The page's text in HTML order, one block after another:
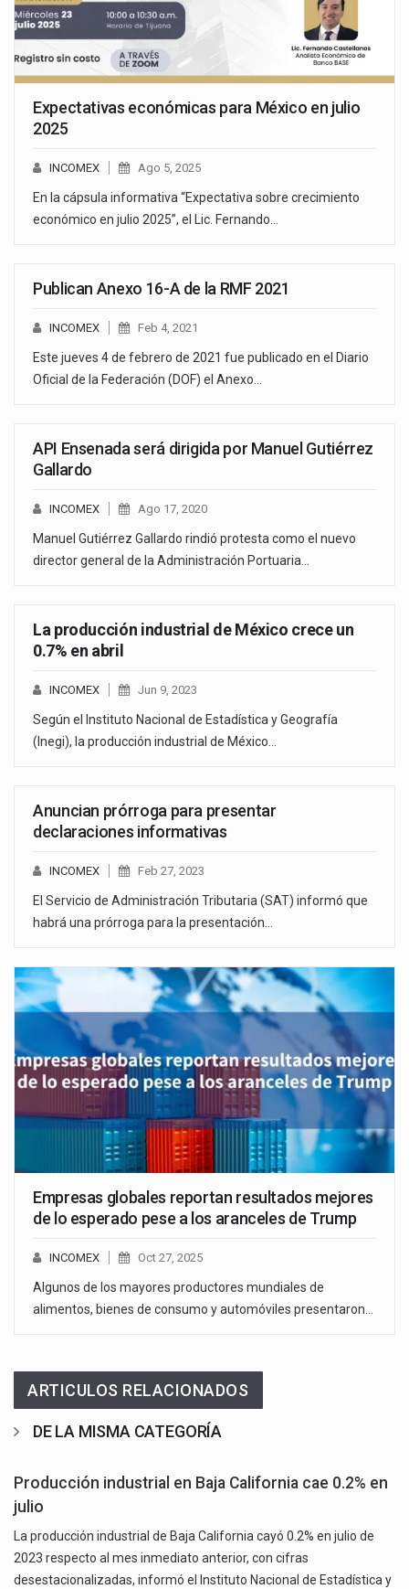
Expectativas económicas para México en julio
2025
INCOMEX Ago 5, 2025
En la cápsula informativa “Expectativa sobre crecimiento
económico en julio 2025”, el Lic. Fernando…
Publican Anexo 16-A de la RMF 2021
INCOMEX Feb 4, 2021
Este jueves 4 de febrero de 2021 fue publicado en el Diario
Oficial de la Federación (DOF) el Anexo…
API Ensenada será dirigida por Manuel Gutiérrez
Gallardo
INCOMEX Ago 17, 2020
Manuel Gutiérrez Gallardo rindió protesta como el nuevo
director general de la Administración Portuaria…
La producción industrial de México crece un
0.7% en abril
INCOMEX Jun 9, 2023
Según el Instituto Nacional de Estadística y Geografía
(Inegi), la producción industrial de México…
Anuncian prórroga para presentar
declaraciones informativas
INCOMEX Feb 27, 2023
El Servicio de Administración Tributaria (SAT) informó que
habrá una prórroga para la presentación…
Empresas globales reportan resultados mejores
de lo esperado pese a los aranceles de Trump
INCOMEX Oct 27, 2025
Algunos de los mayores productores mundiales de
alimentos, bienes de consumo y automóviles presentaron…
ARTICULOS RELACIONADOS
DE LA MISMA CATEGORÍA
Producción industrial en Baja California cae 0.2% en
julio
La producción industrial de Baja California cayó 0.2% en julio de
2023 respecto al mes inmediato anterior, con cifras
desestacionalizadas, informó el Instituto Nacional de Estadística y